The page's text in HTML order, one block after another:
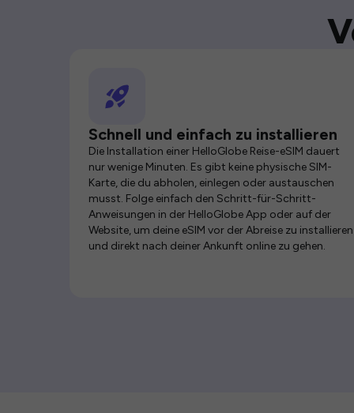
Schnell und einfach zu installieren
Die Installation einer HelloGlobe Reise-eSIM dauert
nur wenige Minuten. Es gibt keine physische SIM-
Karte, die du abholen, einlegen oder austauschen
musst. Folge einfach den Schritt-für-Schritt-
Anweisungen in der HelloGlobe App oder auf der
Website, um deine eSIM vor der Abreise zu installieren
und direkt nach deiner Ankunft online zu gehen.